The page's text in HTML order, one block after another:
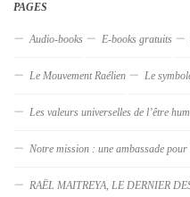
PAGES
Audio-books E-books gratuits
Le Mouvement Raélien Le
Les valeurs universelles de l’être
Notre mission : une ambassade
RAËL MAITREYA, LE DERNIER